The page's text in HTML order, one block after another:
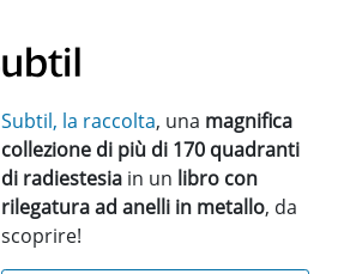
Subtil, la raccolta, una magnifica
collezione di più di 170 quadranti
di radiestesia in un libro con
rilegatura ad anelli in metallo, da
scoprire!